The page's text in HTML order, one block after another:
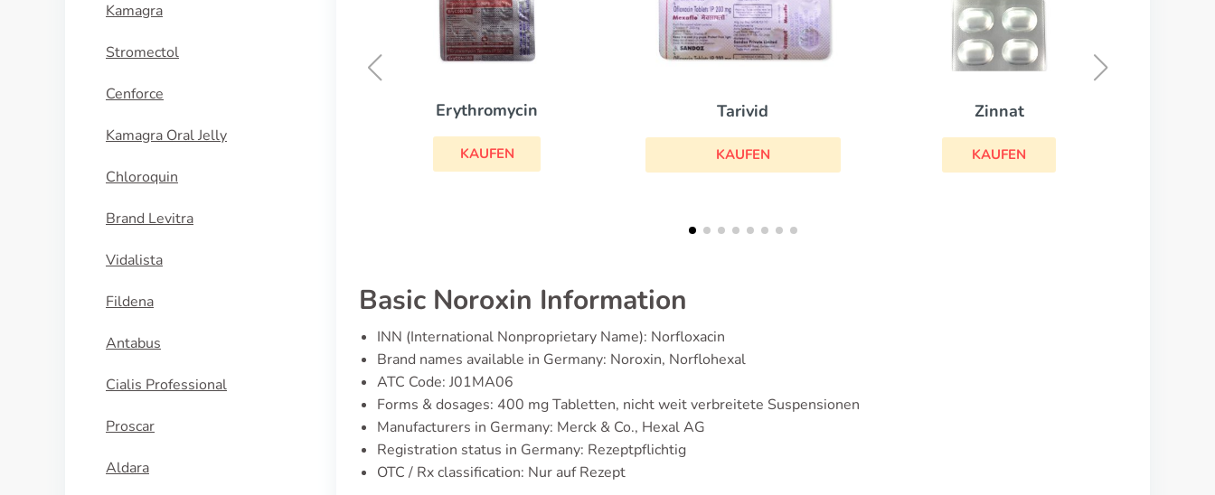
Kamagra
Stromectol
Cenforce
Kamagra Oral Jelly
Chloroquin
Brand Levitra
Vidalista
Fildena
Antabus
Cialis Professional
Proscar
Aldara
Tarivid
KAUFEN
Zinnat
KAUFEN
Ciprofloxacin
KAUFEN
Basic Noroxin Information
INN (International Nonproprietary Name): Norfloxacin
Brand names available in Germany: Noroxin, Norflohexal
ATC Code: J01MA06
Forms & dosages: 400 mg Tabletten, nicht weit verbreitete Suspensionen
Manufacturers in Germany: Merck & Co., Hexal AG
Registration status in Germany: Rezeptpflichtig
OTC / Rx classification: Nur auf Rezept